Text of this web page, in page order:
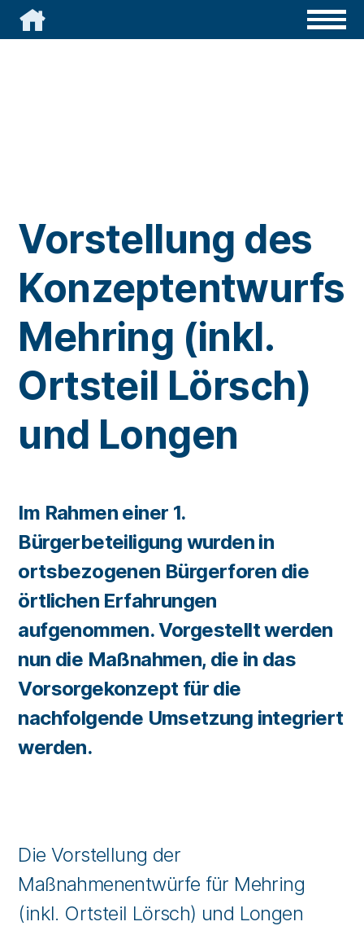

Vorstellung des
Konzeptentwurfs
Mehring (inkl.
Ortsteil Lörsch)
und Longen
Im Rahmen einer 1.
Bürgerbeteiligung wurden in
ortsbezogenen Bürgerforen die
örtlichen Erfahrungen
aufgenommen. Vorgestellt werden
nun die Maßnahmen, die in das
Vorsorgekonzept für die
nachfolgende Umsetzung integriert
werden.
Die Vorstellung der
Maßnahmenentwürfe für Mehring
(inkl. Ortsteil Lörsch) und Longen